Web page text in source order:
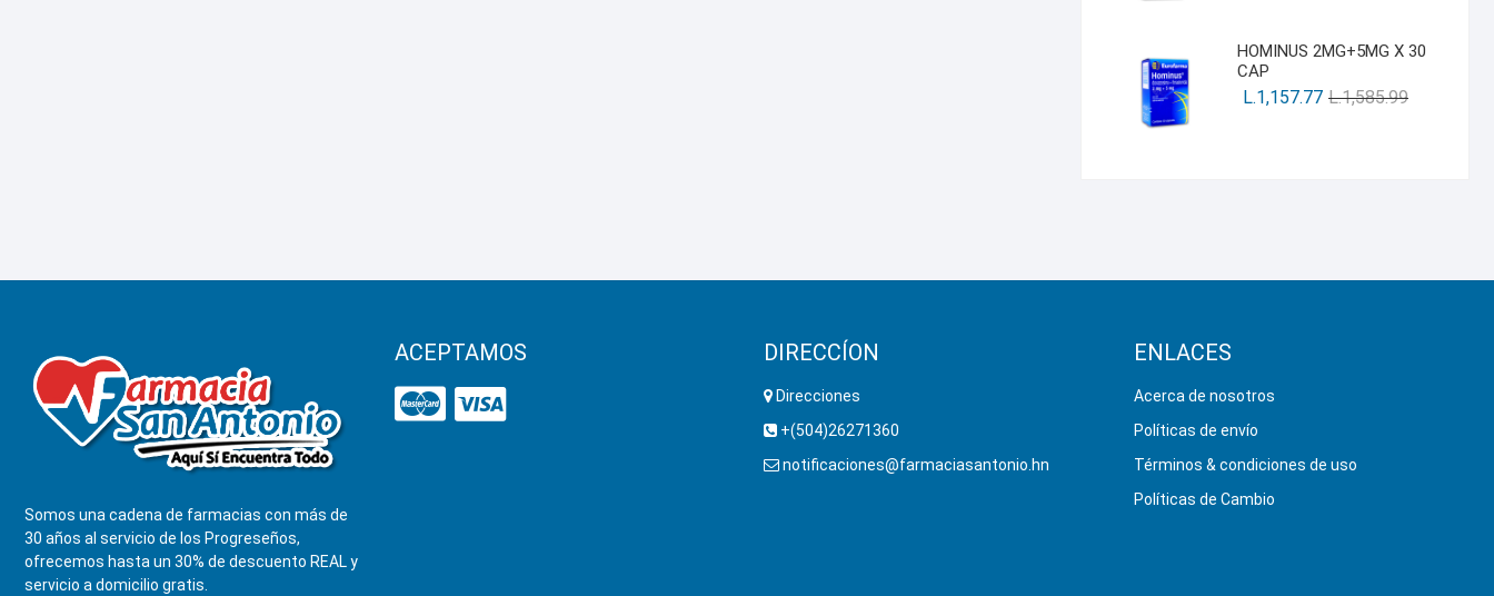
HOMINUS 2MG+5MG X 30
CAP
L.1,585.99
L.1,157.77
Somos una cadena de farmacias con más de
30 años al servicio de los Progreseños,
ofrecemos hasta un 30% de descuento REAL y
servicio a domicilio gratis.
ACEPTAMOS DIRECCÍON
Direcciones
+(504)26271360
notificaciones@farmaciasantonio.hn
ENLACES
Acerca de nosotros
Políticas de envío
Términos & condiciones de uso
Políticas de Cambio